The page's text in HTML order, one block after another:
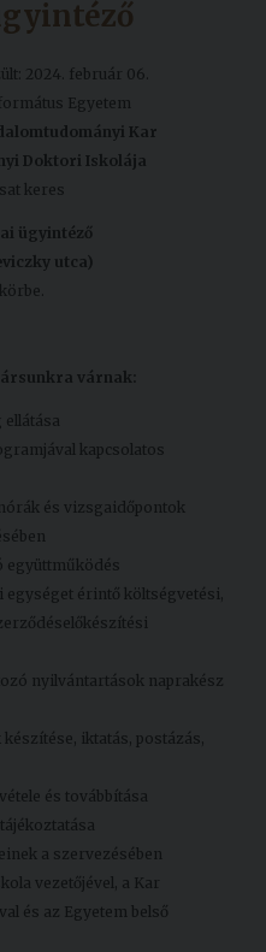
2024. február 06.
Egyetem
Kar
Doktori Iskolája
keres
ügyintéző
utca)
várnak:
kapcsolatos
és vizsgaidőpontok
együttműködés
érintő költségvetési,
nyilvántartások naprakész
iktatás, postázás,
és továbbítása
a szervezésében
vezetőjével, a Kar
és az Egyetem belső